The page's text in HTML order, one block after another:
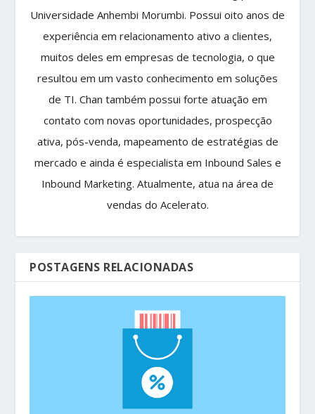
Universidade Anhembi Morumbi. Possui oito anos de
experiência em relacionamento ativo a clientes,
muitos deles em empresas de tecnologia, o que
resultou em um vasto conhecimento em soluções
de TI. Chan também possui forte atuação em
contato com novas oportunidades, prospecção
ativa, pós-venda, mapeamento de estratégias de
mercado e ainda é especialista em Inbound Sales e
Inbound Marketing. Atualmente, atua na área de
vendas do Acelerato.
POSTAGENS RELACIONADAS